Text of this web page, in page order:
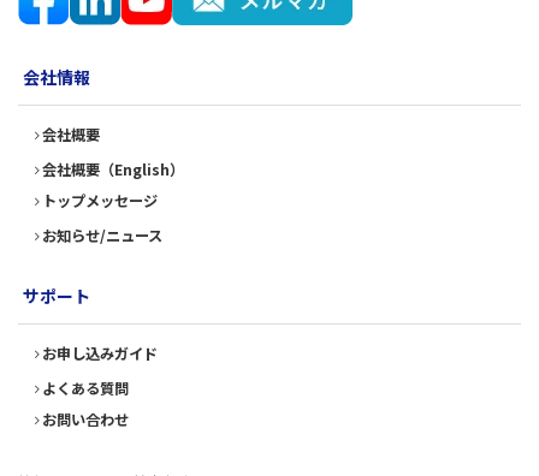
会社情報
会社概要
会社概要（English）
トップメッセージ
お知らせ/ニュース
サポート
お申し込みガイド
よくある質問
お問い合わせ